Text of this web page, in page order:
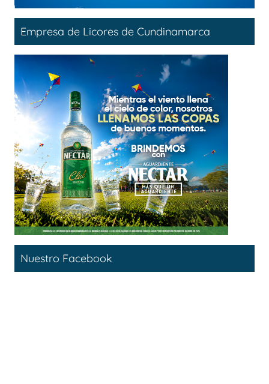
Empresa de Licores de Cundinamarca
Nuestro Facebook